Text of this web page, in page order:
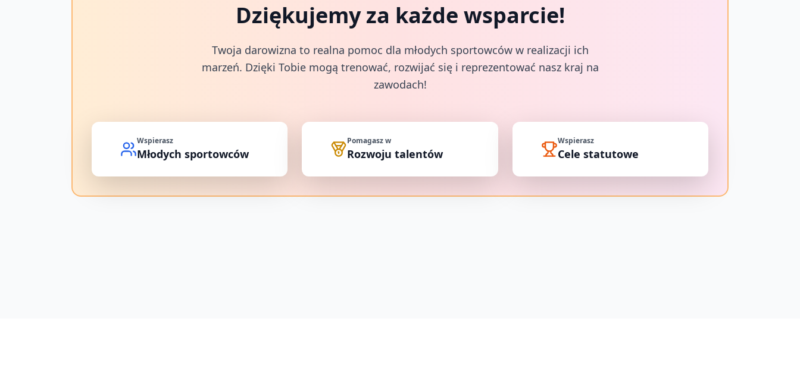
Dziękujemy za każde wsparcie!
Twoja darowizna to realna pomoc dla młodych sportowców w realizacji ich
marzeń. Dzięki Tobie mogą trenować, rozwijać się i reprezentować nasz kraj na
zawodach!
Wspierasz
Młodych sportowców
Pomagasz w
Rozwoju talentów
Wspierasz
Cele statutowe